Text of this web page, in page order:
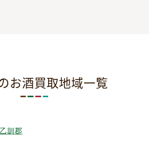
お酒買取地域一覧
乙訓郡